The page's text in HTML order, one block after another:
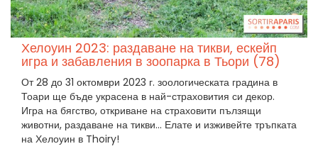
Хелоуин 2023: раздаване на тикви, ескейп
игра и забавления в зоопарка в Тьори (78)
От 28 до 31 октомври 2023 г. зоологическата градина в
Тоари ще бъде украсена в най-страховития си декор.
Игра на бягство, откриване на страховити пълзящи
животни, раздаване на тикви... Елате и изживейте тръпката
на Хелоуин в Thoiry!